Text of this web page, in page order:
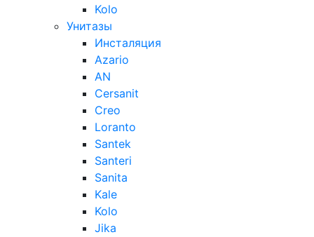
Kolo
Унитазы
Инсталяция
Azario
AN
Cersanit
Creo
Loranto
Santek
Santeri
Sanita
Kale
Kolo
Jika